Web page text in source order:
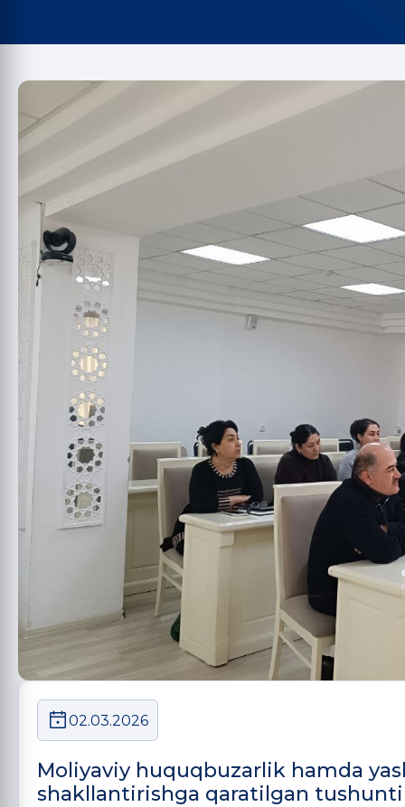
02.03.2026
Moliyaviy huquqbuzarlik hamda
shakllantirishga qaratilgan